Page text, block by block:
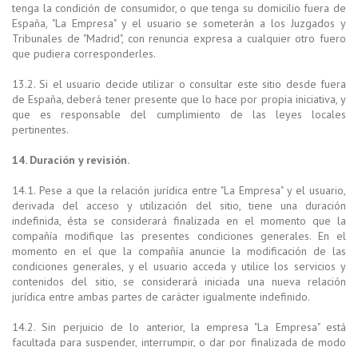
tenga la condición de consumidor, o que tenga su domicilio fuera de
España, "La Empresa" y el usuario se someterán a los Juzgados y
Tribunales de "Madrid", con renuncia expresa a cualquier otro fuero
que pudiera corresponderles.
13.2. Si el usuario decide utilizar o consultar este sitio desde fuera
de España, deberá tener presente que lo hace por propia iniciativa, y
que es responsable del cumplimiento de las leyes locales
pertinentes.
14. Duración y revisión.
14.1. Pese a que la relación jurídica entre "La Empresa" y el usuario,
derivada del acceso y utilización del sitio, tiene una duración
indefinida, ésta se considerará finalizada en el momento que la
compañía modifique las presentes condiciones generales. En el
momento en el que la compañía anuncie la modificación de las
condiciones generales, y el usuario acceda y utilice los servicios y
contenidos del sitio, se considerará iniciada una nueva relación
jurídica entre ambas partes de carácter igualmente indefinido.
14.2. Sin perjuicio de lo anterior, la empresa "La Empresa" está
facultada para suspender, interrumpir, o dar por finalizada de modo